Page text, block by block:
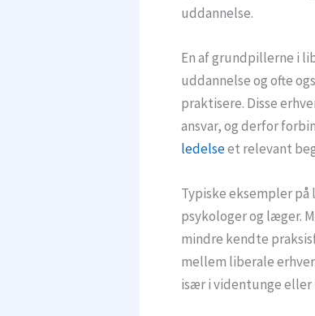
uddannelse.
En af grundpillerne i
uddannelse og ofte
praktisere. Disse
ansvar, og derfor
ledelseet relevant
Typiske eksempler
psykologer og læger.
mindre kendte
mellem liberale
især i videntunge eller